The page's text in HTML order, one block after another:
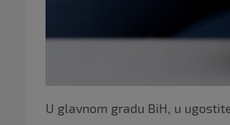
U glavnom gradu BiH, u